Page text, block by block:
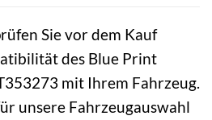
Sie vor dem Kauf
des Blue Print
mit Ihrem Fahrzeug.
unsere Fahrzeugauswahl